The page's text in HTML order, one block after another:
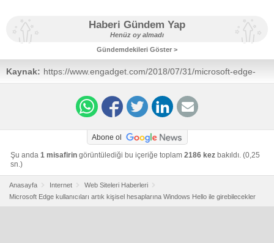
Haberi Gündem Yap
Henüz oy almadı
Gündemdekileri Göster >
Kaynak: https://www.engadget.com/2018/07/31/microsoft-edge-
now-supports-passwordless-sign-ins/
Abone ol
Şu anda 1 misafirin görüntülediği bu içeriğe toplam 2186 kez bakıldı. (0,25
sn.)
Anasayfa Internet
Web Siteleri Haberleri
Microsoft Edge kullanıcıları artık kişisel hesaplarına Windows Hello ile girebilecekler